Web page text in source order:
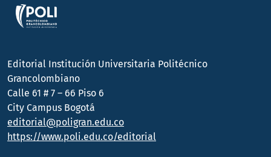
Editorial Institución Universitaria Politécnico
Grancolombiano
Calle 61 # 7 – 66 Piso 6
City Campus Bogotá
editorial@poligran.edu.co
https://www.poli.edu.co/editorial